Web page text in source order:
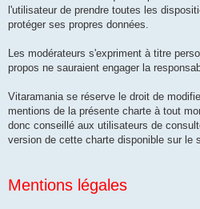
l'utilisateur de prendre toutes les
protéger ses propres données.
Les modérateurs s'expriment à titre
propos ne sauraient engager la
Vitaramania se réserve le droit de
mentions de la présente charte à tout
donc conseillé aux utilisateurs de
version de cette charte disponible sur le
Mentions légales